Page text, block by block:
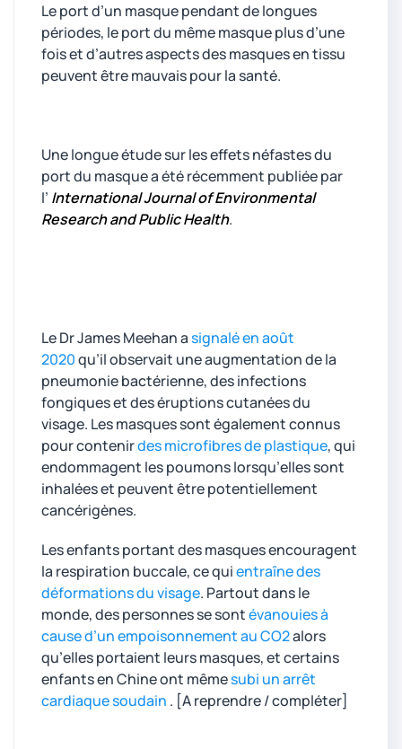
Le port d’un masque pendant de longues
périodes, le port du même masque plus d’une
fois et d’autres aspects des masques en tissu
peuvent être mauvais pour la santé.
Une longue étude sur les effets néfastes du
port du masque a été récemment publiée par
l’ International Journal of Environmental
Research and Public Health.
Le Dr James Meehan asignalé en août
2020qu’il observait une augmentation de la
pneumonie bactérienne, des infections
fongiques et des éruptions cutanées du
visage. Les masques sont également connus
pour contenirdes microfibres de plastique, qui
endommagent les poumons lorsqu’elles sont
inhalées et peuvent être potentiellement
cancérigènes.
Les enfants portant des masques encouragent
la respiration buccale, ce quientraîne des
déformations du visage. Partout dans le
monde, des personnes se sontévanouies à
cause d’un empoisonnement au CO2alors
qu’elles portaient leurs masques, et certains
enfants en Chine ont mêmesubi un arrêt
cardiaque soudain . [A reprendre / compléter]